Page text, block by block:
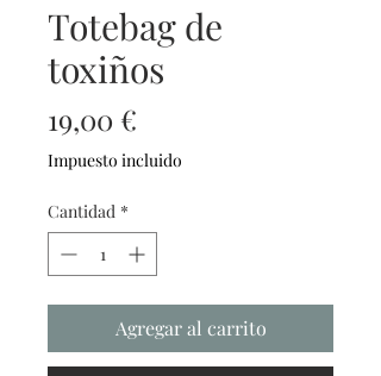
Totebag de
toxiños
19,00 €
Impuesto incluido
Cantidad *
Agregar al carrito